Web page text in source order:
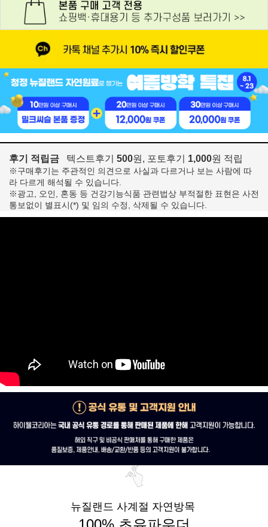
후기 적립금 텍스트후기 500원, 포토후기 1,000원 적립
※구매후기는 주관적인 의견으로 사실과 다르거나 보는 사람에 따
라 다르게 해석될 수 있습니다.
※광고, 오인, 혼동 등 건강기능식품 관련법상 부적절한 표현은 사전
통보없이 별표시(*) 및 임의 수정, 삭제될 수 있습니다.
뉴질랜드 사계절 자연방목